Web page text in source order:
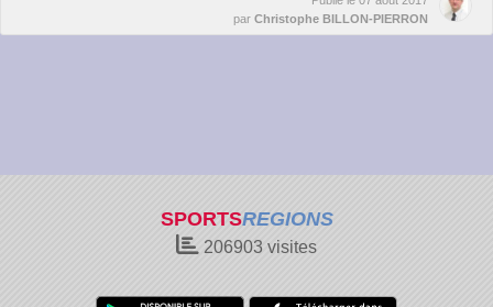
par Christophe BILLON-PIERRON
SPORTSREGIONS
206903 visites